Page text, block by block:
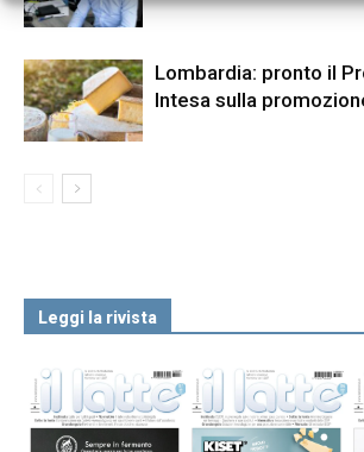
Lombardia: pronto il
Intesa sulla
Leggi la rivista